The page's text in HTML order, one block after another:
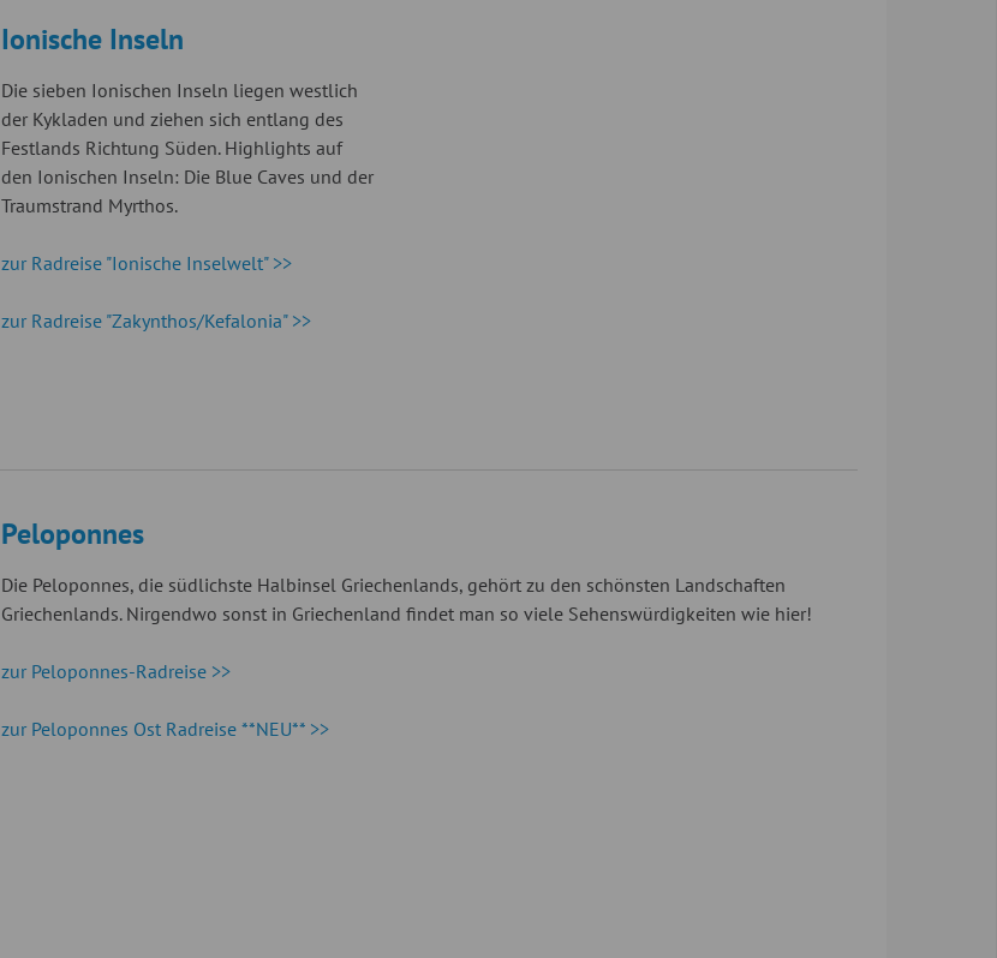
Ionische Inseln
Die sieben Ionischen Inseln liegen westlich
der Kykladen und ziehen sich entlang des
Festlands Richtung Süden. Highlights auf
den Ionischen Inseln: Die Blue Caves und der
Traumstrand Myrthos.
zur Radreise "Ionische Inselwelt" >>
zur Radreise "Zakynthos/Kefalonia" >>
Peloponnes
Die Peloponnes, die südlichste Halbinsel Griechenlands, gehört zu den schönsten Landschaften
Griechenlands. Nirgendwo sonst in Griechenland findet man so viele Sehenswürdigkeiten wie hier!
zur Peloponnes-Radreise >>
zur Peloponnes Ost Radreise **NEU** >>